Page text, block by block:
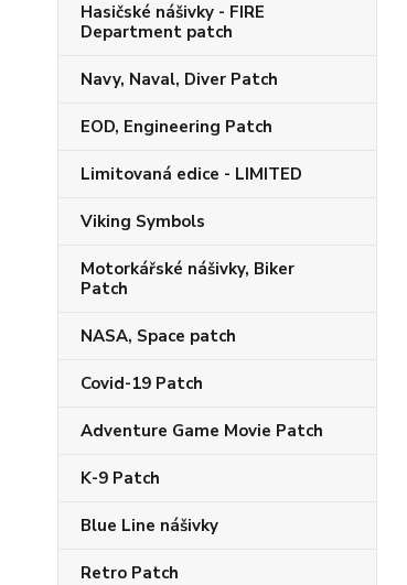
Hasičské nášivky - FIRE
Department patch
Navy, Naval, Diver Patch
EOD, Engineering Patch
Limitovaná edice - LIMITED
Viking Symbols
Motorkářské nášivky, Biker
Patch
NASA, Space patch
Covid-19 Patch
Adventure Game Movie Patch
K-9 Patch
Blue Line nášivky
Retro Patch